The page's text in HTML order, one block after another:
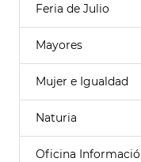
Feria de Julio
Mayores
Mujer e Igualdad
Naturia
Oficina